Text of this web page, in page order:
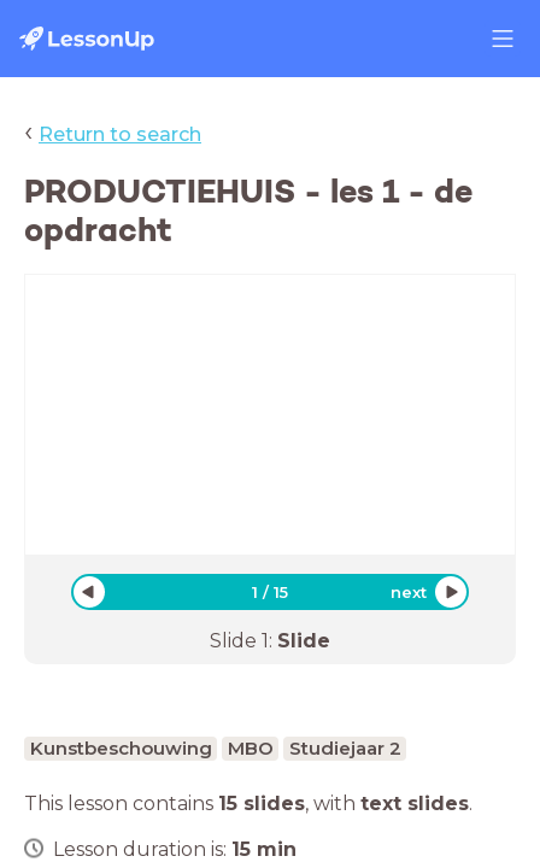
‹ Return to search
PRODUCTIEHUIS - les 1 - de
opdracht
1 /15 next
Slide 1: Slide
Kunstbeschouwing MBO Studiejaar 2
This lesson contains 15 slides, with text slides.
Lesson duration is: 15 min